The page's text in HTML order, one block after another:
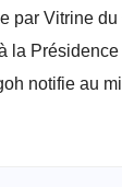
du
du
par Vitrine
la
notifie au